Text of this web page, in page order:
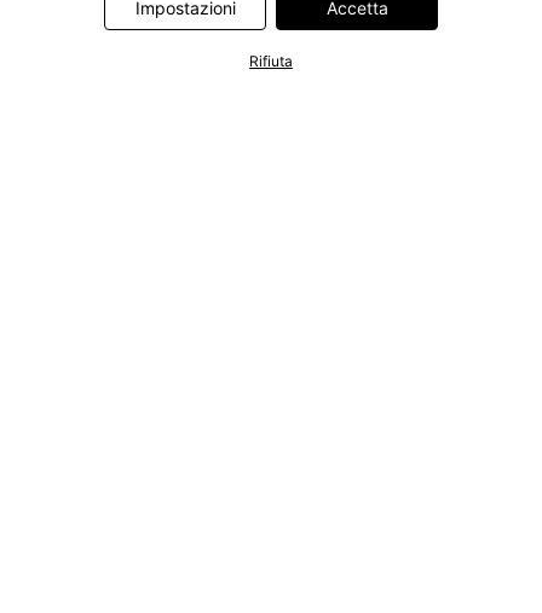
Information Technologies UK Limited. Ulteriori informazioni sul
informativa privacy e cookie
Impostazioni Accetta
Rifiuta